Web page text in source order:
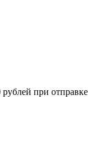
при отправке